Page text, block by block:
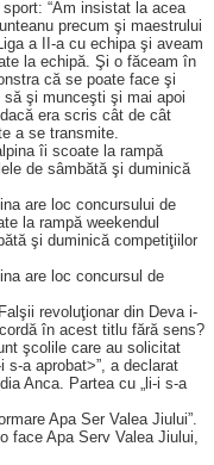
“Am insistat la acea
precum şi maestrului
a II-a cu echipa şi aveam
la echipă. Şi o făceam în
că se poate face şi
să şi munceşti şi mai apoi
era scris cât de cât
a se transmite.
îi scoate la rampă
de sâmbătă şi duminică
are loc concursului de
la rampă weekendul
şi duminică competiţiilor
are loc concursul de
revoluţionar din Deva i-
în acest titlu fără sens?
şcolile care au solicitat
s-a aprobat>”, a declarat
Anca. Partea cu „li-i s-a
Apa Ser Valea Jiului”.
face Apa Serv Valea Jiului,